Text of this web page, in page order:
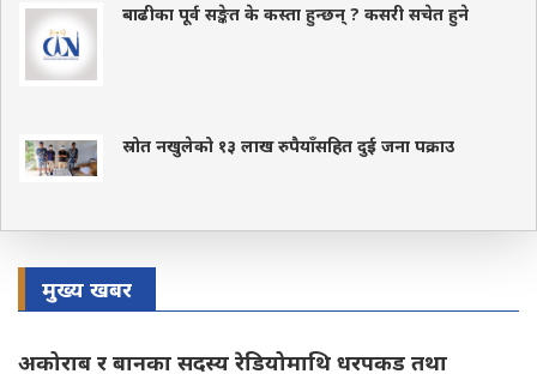
बाढीका पूर्व सङ्केत के कस्ता हुन्छन् ? कसरी सचेत हुने
स्रोत नखुलेको १३ लाख रुपैयाँसहित दुई जना पक्राउ
मुख्य खबर
अकोराब र बानका सदस्य रेडियोमाथि धरपकड तथा